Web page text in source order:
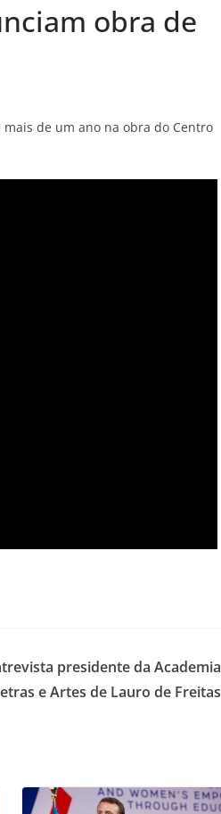
obra de
de um ano na obra do Centro
presidente da Academia
e Artes de Lauro de Freitas